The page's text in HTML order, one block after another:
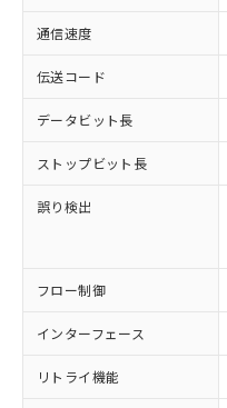
通信速度
伝送コード
データビット長
ストップビット長
誤り検出
フロー制御
インターフェース
リトライ機能